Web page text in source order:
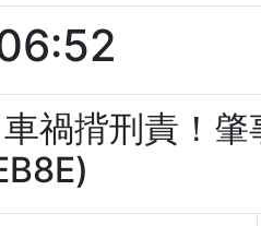
禍揹刑責！